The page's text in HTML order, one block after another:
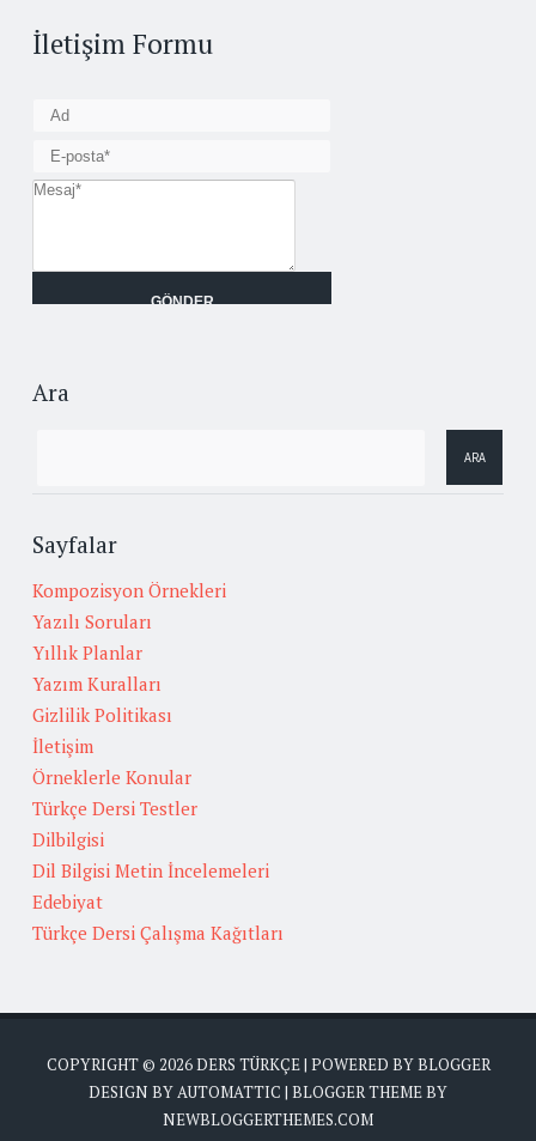
İletişim Formu
Ara
Sayfalar
Kompozisyon Örnekleri
Yazılı Soruları
Yıllık Planlar
Yazım Kuralları
Gizlilik Politikası
İletişim
Örneklerle Konular
Türkçe Dersi Testler
Dilbilgisi
Dil Bilgisi Metin İncelemeleri
Edebiyat
Türkçe Dersi Çalışma Kağıtları
COPYRIGHT © 2026DERS TÜRKÇE| POWERED BYBLOGGER
DESIGN BYAUTOMATTIC | BLOGGER THEME BY
NEWBLOGGERTHEMES.COM